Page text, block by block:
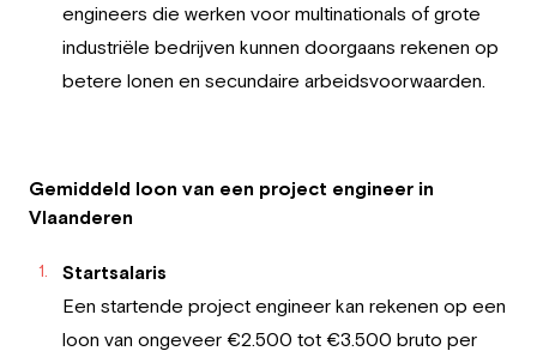
engineers die werken voor multinationals of grote
industriële bedrijven kunnen doorgaans rekenen op
betere lonen en secundaire arbeidsvoorwaarden.
Gemiddeld loon van een project engineer in
Vlaanderen
Startsalaris
Een startende project engineer kan rekenen op een
loon van ongeveer €2.500 tot €3.500 bruto per